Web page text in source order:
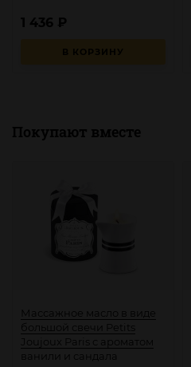
В КОРЗИНУ
1 436 ₽
Покупают вместе
Массажное масло в виде
большой свечи Petits
Joujoux Paris с ароматом
ванили и сандала